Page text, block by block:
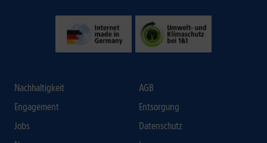
Nachhaltigkeit
Engagement
Jobs
AGB
Entsorgung
Datenschutz